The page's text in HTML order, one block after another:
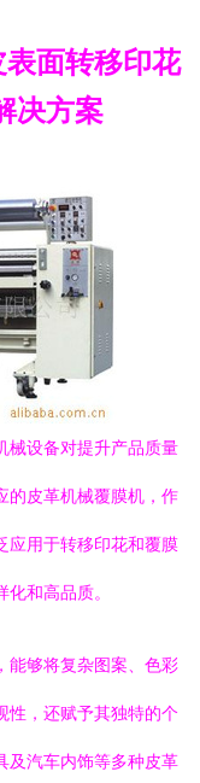
面转移印花
决方案
械设备对提升产品质量
的皮革机械覆膜机，作
应用于转移印花和覆膜
和高品质。
能够将复杂图案、色彩
性，还赋予其独特的个
及汽车内饰等多种皮革